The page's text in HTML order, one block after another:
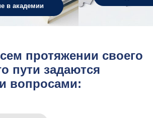
в академии
протяжении своего
пути задаются
вопросами: